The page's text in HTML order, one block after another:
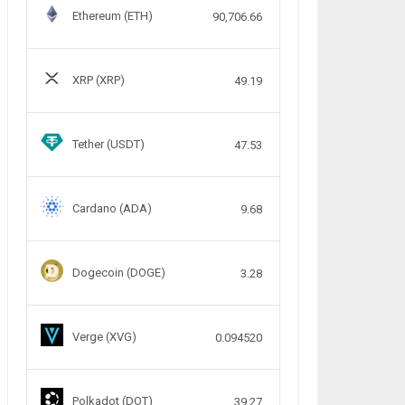
Ethereum (ETH) 90,706.66
XRP (XRP) 49.19
Tether (USDT) 47.53
Cardano (ADA) 9.68
Dogecoin (DOGE) 3.28
Verge (XVG) 0.094520
Polkadot (DOT) 39.27